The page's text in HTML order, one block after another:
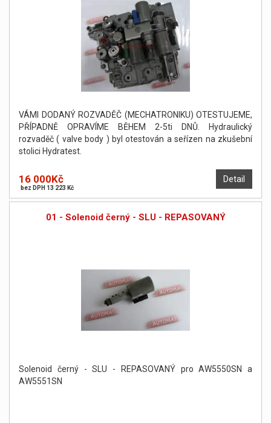
VÁMI DODANÝ ROZVADĚČ (MECHATRONIKU) OTESTUJEME,
PŘÍPADNĚ OPRAVÍME BĚHEM 2-5ti DNŮ. Hydraulický
rozvaděč ( valve body ) byl otestován a seřízen na zkušební
stolici Hydratest.
Detail
16 000Kč
bez DPH 13 223 Kč
01 - Solenoid černý - SLU - REPASOVANÝ
Solenoid černý - SLU - REPASOVANÝ pro AW5550SN a
AW5551SN